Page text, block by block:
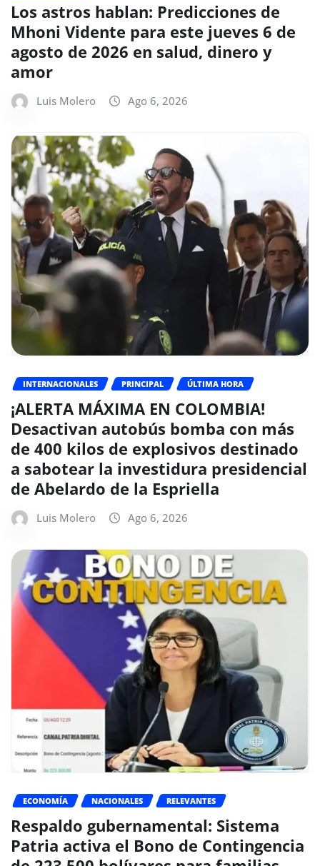
Los astros hablan: Predicciones de
Mhoni Vidente para este jueves 6 de
agosto de 2026 en salud, dinero y
amor
Luis Molero Ago 6, 2026
INTERNACIONALES PRINCIPAL ÚLTIMA HORA
¡ALERTA MÁXIMA EN COLOMBIA!
Desactivan autobús bomba con más
de 400 kilos de explosivos destinado
a sabotear la investidura presidencial
de Abelardo de la Espriella
Luis Molero Ago 6, 2026
ECONOMÍA NACIONALES RELEVANTES
Respaldo gubernamental: Sistema
Patria activa el Bono de Contingencia